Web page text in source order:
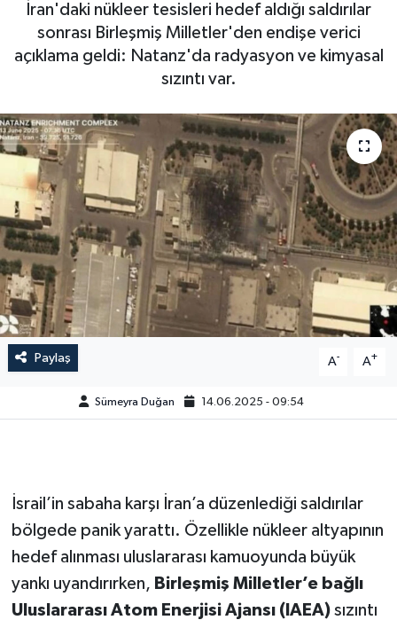
İran'daki nükleer tesisleri hedef aldığı saldırılar
sonrası Birleşmiş Milletler'den endişe verici
açıklama geldi: Natanz'da radyasyon ve kimyasal
sızıntı var.
Paylaş A- A+
Sümeyra Duğan 14.06.2025 - 09:54
İsrail’in sabaha karşı İran’a düzenlediği saldırılar
bölgede panik yarattı. Özellikle nükleer altyapının
hedef alınması uluslararası kamuoyunda büyük
yankı uyandırırken, Birleşmiş Milletler’e bağlı
Uluslararası Atom Enerjisi Ajansı (IAEA)sızıntı